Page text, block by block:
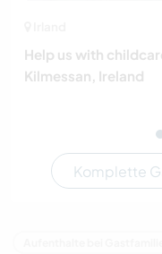
Help us with
Kilmessan, Ireland
Komplette